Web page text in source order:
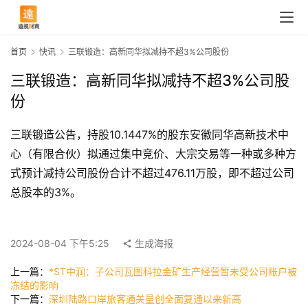
快
讯
首页 快讯 三联锻造：高新同华拟减持不超3%公司股份
三联锻造：高新同华拟减持不超3%公司股
份
三联锻造公告，持股10.1447%的股东安徽同华高新技术中
心（有限合伙）拟通过集中竞价、大宗交易等一种或多种方
式预计减持公司股份合计不超过476.11万股，即不超过公司
总股本的3%。
2024-08-04 下午5:25 生成海报
上一篇： *ST中润：子公司瓦图科拉金矿生产经营暂未受公司账户被
冻结的影响
下一篇： 深圳陆路口岸旅客通关量创全面复通以来新高